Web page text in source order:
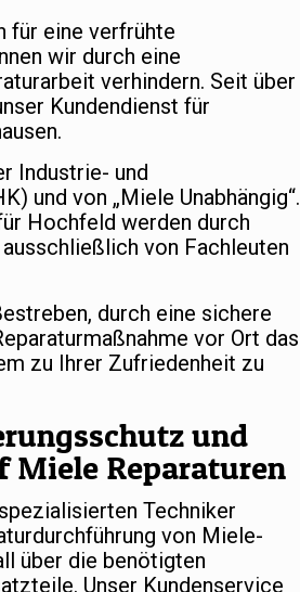
für eine verfrühte
wir durch eine
verhindern. Seit über
Kundendienst für
Industrie- und
und von „Miele Unabhängig“.
Hochfeld werden durch
von Fachleuten
durch eine sichere
vor Ort das
zu Ihrer Zufriedenheit zu
und
Miele Reparaturen
Techniker
von Miele-
über die benötigten
Unser Kundenservice